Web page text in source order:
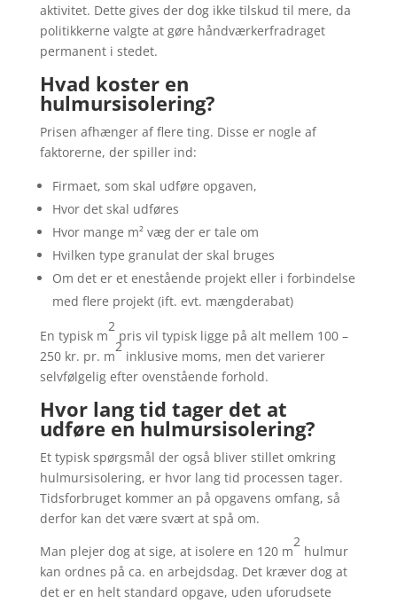
aktivitet. Dette gives der dog ikke tilskud til mere, da
politikkerne valgte at gøre håndværkerfradraget
permanent i stedet.
Hvad koster en
hulmursisolering?
Prisen afhænger af flere ting. Disse er nogle af
faktorerne, der spiller ind:
Firmaet, som skal udføre opgaven,
Hvor det skal udføres
Hvor mange m² væg der er tale om
Hvilken type granulat der skal bruges
Om det er et enestående projekt eller i forbindelse
med flere projekt (ift. evt. mængderabat)
En typisk m
2
pris vil typisk ligge på alt mellem 100 –
250 kr. pr. m
2
inklusive moms, men det varierer
selvfølgelig efter ovenstående forhold.
Hvor lang tid tager det at
udføre en hulmursisolering?
Et typisk spørgsmål der også bliver stillet omkring
hulmursisolering, er hvor lang tid processen tager.
Tidsforbruget kommer an på opgavens omfang, så
derfor kan det være svært at spå om.
Man plejer dog at sige, at isolere en 120 m
2
hulmur
kan ordnes på ca. en arbejdsdag. Det kræver dog at
det er en helt standard opgave, uden uforudsete